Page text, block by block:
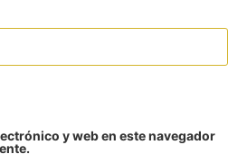
y web en este navegador